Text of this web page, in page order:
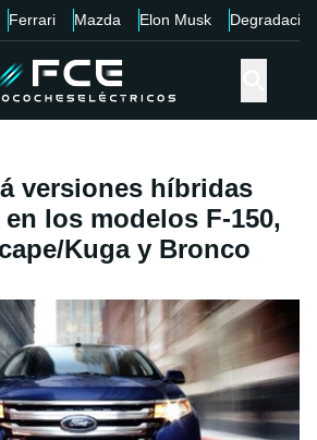
Ferrari Mazda Elon Musk Degradación
versiones híbridas
los modelos F-150,
Kuga y Bronco